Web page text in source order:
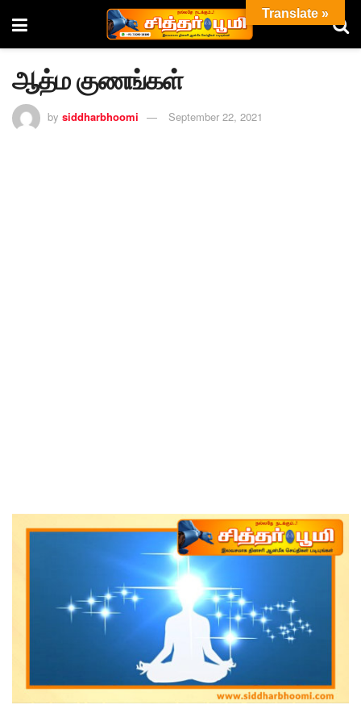
ஆத்ம குணங்கள்
by siddharbhoomi September 22, 2021
Translate »